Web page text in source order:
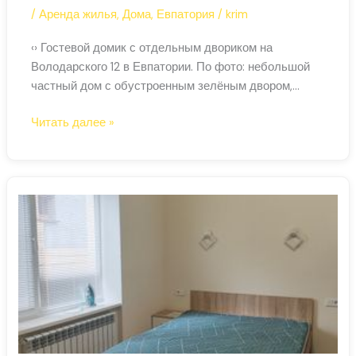
/Аренда жилья,Дома, Евпатория /krim
‹› Гостевой домик с отдельным двориком на
Володарского 12 в Евпатории. По фото: небольшой
частный дом с обустроенным зелёным двором,
Отдельный вход. Для семьи 3–4 человека.
Дом
—
гостевой
домик
двориком,
Володарского
Читать далее »